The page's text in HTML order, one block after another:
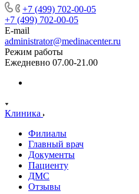
+7 (499) 702-00-05
+7 (499) 702-00-05
E-mail
administrator@medinacenter.ru
Режим работы
Ежедневно 07.00-21.00
Клиника
Филиалы
Главный врач
Документы
Пациенту
ДМС
Отзывы